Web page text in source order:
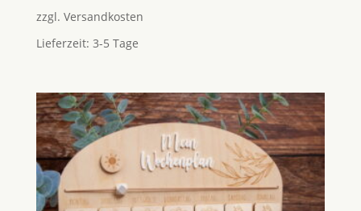
zzgl. Versandkosten
Lieferzeit: 3-5 Tage